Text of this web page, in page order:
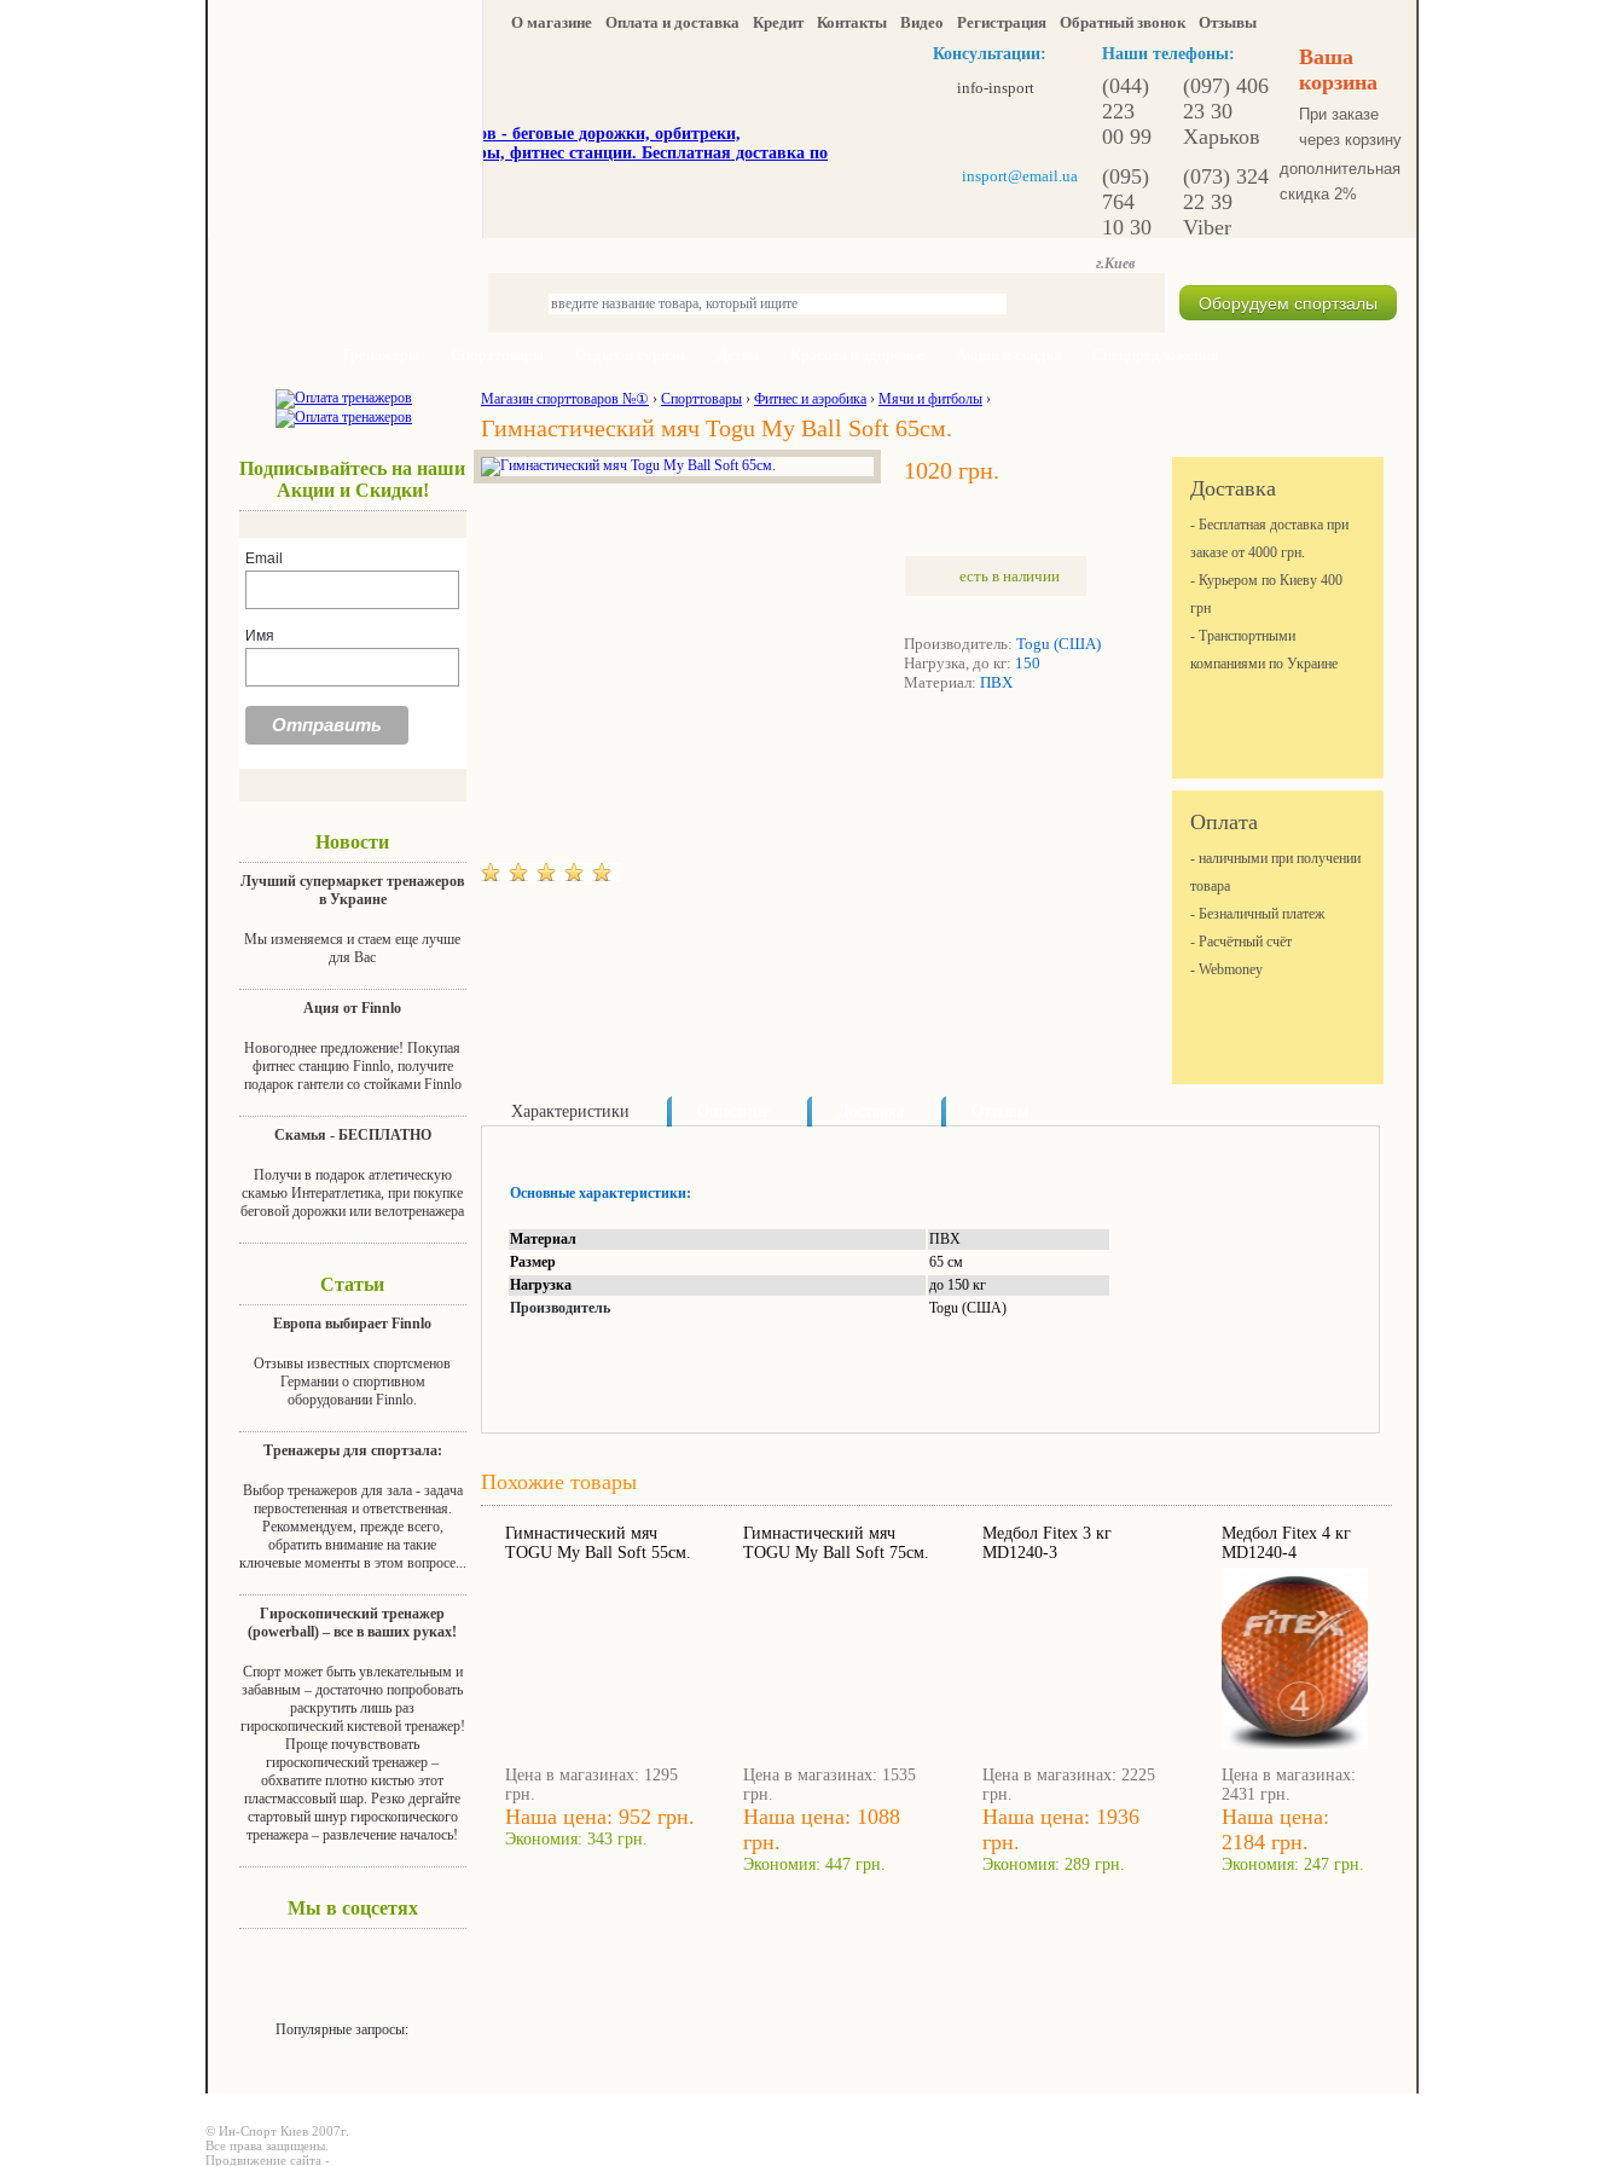
О магазине Оплата и доставка Кредит Контакты Видео Регистрация Обратный звонок
Отзывы
Консультации:
Наши телефоны:
Ваша
корзина
При заказе
через корзину
дополнительная
скидка 2%
info-insport
(044)
223
00 99
(097) 406
23 30
Харьков
insport@email.ua
(095)
764
10 30
(073) 324
22 39
Viber
г.Киев
Оборудуем спортзалы
Подписывайтесь на наши
Акции и Скидки!
Email
Имя
Новости
Лучший супермаркет тренажеров
в Украине
Мы изменяемся и стаем еще лучше
для Вас
Ация от Finnlo
Новогоднее предложение! Покупая
фитнес станцию Finnlo, получите
подарок гантели со стойками Finnlo
Скамья - БЕСПЛАТНО
Получи в подарок атлетическую
скамью Интератлетика, при покупке
беговой дорожки или велотренажера
Статьи
Европа выбирает Finnlo
Отзывы известных спортсменов
Германии о спортивном
оборудовании Finnlo.
Тренажеры для спортзала:
Выбор тренажеров для зала - задача
первостепенная и ответственная.
Рекоммендуем, прежде всего,
обратить внимание на такие
ключевые моменты в этом вопросе...
Гироскопический тренажер
(powerball) – все в ваших руках!
Спорт может быть увлекательным и
забавным – достаточно попробовать
раскрутить лишь раз
гироскопический кистевой тренажер!
Проще почувствовать
гироскопический тренажер –
обхватите плотно кистью этот
пластмассовый шар. Резко дергайте
стартовый шнур гироскопического
тренажера – развлечение началось!
Мы в соцсетях
Популярные запросы:
Магазин спорттоваров №① › Спорттовары › Фитнес и аэробика › Мячи и фитболы ›
Гимнастический мяч Togu My Ball Soft 65см.
1020 грн.
есть в наличии
Производитель: Togu (США)
Нагрузка, до кг: 150
Материал: ПВХ
Доставка
- Бесплатная доставка при
заказе от 4000 грн.
- Курьером по Киеву 400
грн
- Транспортными
компаниями по Украине
Оплата
- наличными при получении
товара
- Безналичный платеж
- Расчётный счёт
- Webmoney
Характеристики
Основные характеристики:
Материал
ПВХ
Размер
65 см
Нагрузка
до 150 кг
Производитель
Togu (США)
Похожие товары
Гимнастический мяч
TOGU My Ball Soft 55см.
Цена в магазинах: 1295
грн.
Наша цена: 952 грн.
Экономия: 343 грн.
Гимнастический мяч
TOGU My Ball Soft 75см.
Цена в магазинах: 1535
грн.
Наша цена: 1088
грн.
Экономия: 447 грн.
Медбол Fitex 3 кг
MD1240-3
Цена в магазинах: 2225
грн.
Наша цена: 1936
грн.
Экономия: 289 грн.
Медбол Fitex 4 кг
MD1240-4
Цена в магазинах:
2431 грн.
Наша цена:
2184 грн.
Экономия: 247 грн.
© Ин-Спорт Киев 2007г.
Все права защищены.
Продвижение сайта -